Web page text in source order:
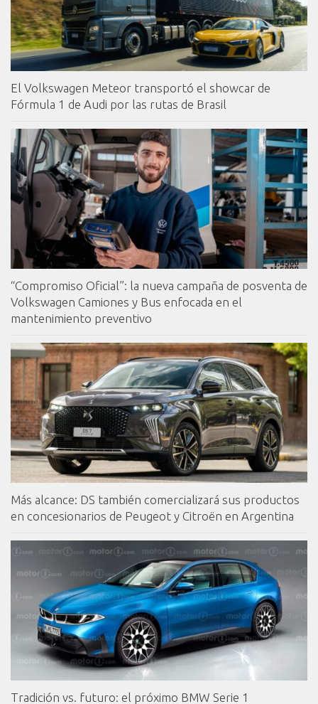
El Volkswagen Meteor transportó el showcar de
Fórmula 1 de Audi por las rutas de Brasil
“Compromiso Oficial”: la nueva campaña de posventa de
Volkswagen Camiones y Bus enfocada en el
mantenimiento preventivo
Más alcance: DS también comercializará sus productos
en concesionarios de Peugeot y Citroën en Argentina
Tradición vs. futuro: el próximo BMW Serie 1